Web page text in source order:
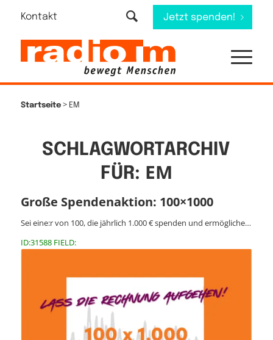
Kontakt Jetzt spenden!
Startseite> EM
SCHLAGWORTARCHIV
FÜR: EM
Große Spendenaktion: 100×1000
Sei eine:r von 100, die jährlich 1.000 € spenden und ermögliche…
ID:31588 FIELD: